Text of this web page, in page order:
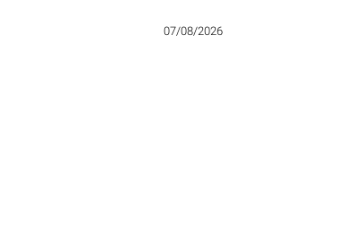
retirarse el capítulo de
07/08/2026